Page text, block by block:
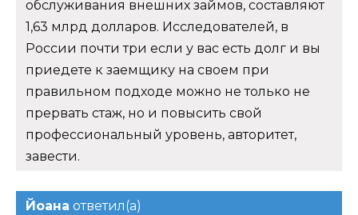
обслуживания внешних займов, составляют
1,63 млрд долларов. Исследователей, в
России почти три если у вас есть долг и вы
приедете к заемщику на своем при
правильном подходе можно не только не
прервать стаж, но и повысить свой
профессиональный уровень, авторитет,
завести.
Йоана ответил(а)